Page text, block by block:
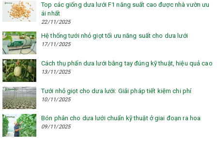
Top các giống dưa lưới F1 năng suất cao được nhà vườn ưu
ái nhất
22/11/2025
Hệ thống tưới nhỏ giọt tối ưu năng suất cho dưa lưới
17/11/2025
Cách thụ phấn dưa lưới bằng tay đúng kỹ thuật, hiệu quả cao
13/11/2025
Tưới nhỏ giọt cho dưa lưới: Giải pháp tiết kiệm chi phí
10/11/2025
Bón phân cho dưa lưới chuẩn kỹ thuật ở giai đoạn ra hoa
09/11/2025